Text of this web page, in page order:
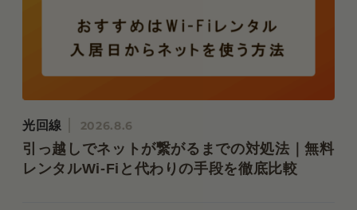
光回線 2026.8.6
引っ越しでネットが繋がるまでの対処法｜無料
レンタルWi-Fiと代わりの手段を徹底比較